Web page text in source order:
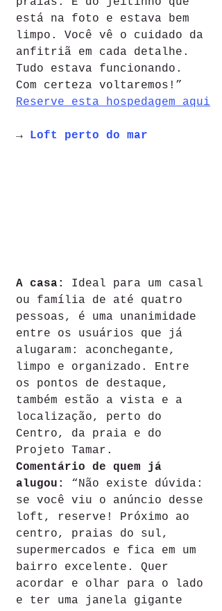
está na foto e estava bem
limpo. Você vê o cuidado da
anfitriã em cada detalhe.
Tudo estava funcionando.
Com certeza voltaremos!”
Reserve esta hospedagem aqui
→ Loft perto do mar
A casa: Ideal para um casal
ou família de até quatro
pessoas, é uma unanimidade
entre os usuários que já
alugaram: aconchegante,
limpo e organizado. Entre
os pontos de destaque,
também estão a vista e a
localização, perto do
Centro, da praia e do
Projeto Tamar.
Comentário de quem já
alugou: “Não existe dúvida:
se você viu o anúncio desse
loft, reserve! Próximo ao
centro, praias do sul,
supermercados e fica em um
bairro excelente. Quer
acordar e olhar para o lado
e ter uma janela gigante